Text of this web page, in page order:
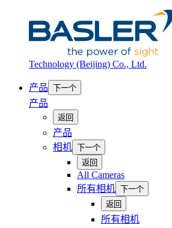
Technology (Beijing) Co., Ltd.
产品 下一个
产品
返回
产品
相机
下一个
返回
All Cameras
所有相机
下一个
返回
所有相机